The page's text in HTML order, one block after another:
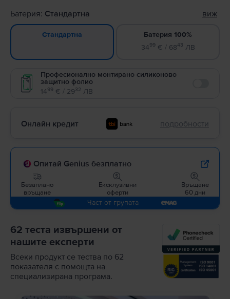
Батерия: Стандартна виж
Стандартна
Батерия 100%
3499€ / 6843 ЛВ
Професионално монтирано силиконово
защитно фолио
1499 € / 2932 ЛВ
Онлайн кредит подробности
Опитай Genius безплатно
Безаплано
връщане
Ексклузивни
оферти
Връщане
60 дни
Част от групата
62 теста извършени от
нашите експерти
Всеки продукт се тества по 62
показателя с помощта на
специализирана програма.